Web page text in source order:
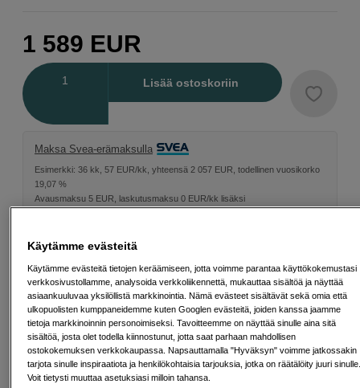
1 589 EUR
Lisää ostoskoriin
Maksa Svea-erämaksulla
Esimerkki: 36 kk, 57 EUR/kk, yhteensä 2 057 EUR, todellinen vuosikorko
19,07 %
Avausmaksu 5 EUR, laskutusmaksu 0 EUR/kk lisäksi
liittymien tekemistä ja uusien lainojen saamista. Apua saat kuntasi talous- ja
välilehteen)
Energialuokka
Tuotelehti
Käytämme evästeitä
Käytämme evästeitä tietojen keräämiseen, jotta voimme parantaa käyttökokemustasi
verkkosivustollamme, analysoida verkkoliikennettä, mukauttaa sisältöä ja näyttää
asiaankuuluvaa yksilöllistä markkinointia. Nämä evästeet sisältävät sekä omia että
ulkopuolisten kumppaneidemme kuten Googlen evästeitä, joiden kanssa jaamme
tietoja markkinoinnin personoimiseksi. Tavoitteemme on näyttää sinulle aina sitä
sisältöä, josta olet todella kiinnostunut, jotta saat parhaan mahdollisen
ostokokemuksen verkkokaupassa. Napsauttamalla "Hyväksyn" voimme jatkossakin
tarjota sinulle inspiraatiota ja henkilökohtaisia tarjouksia, jotka on räätälöity juuri
Voit tietysti muuttaa asetuksiasi milloin tahansa.